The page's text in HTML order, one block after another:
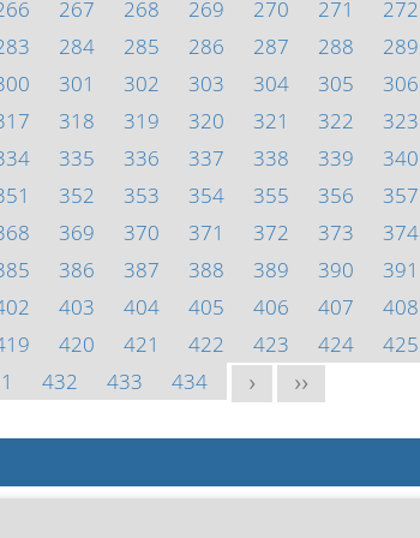
267 268 269 270 271 272
284 285 286 287 288 289
301 302 303 304 305 306
318 319 320 321 322 323
335 336 337 338 339 340
352 353 354 355 356 357
369 370 371 372 373 374
386 387 388 389 390 391
403 404 405 406 407 408
420 421 422 423 424 425
432 433 434 > >>